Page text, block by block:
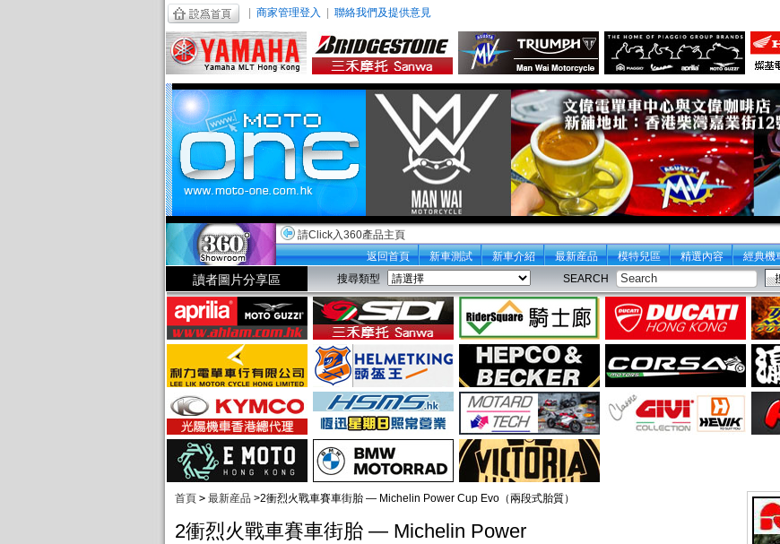
商家管理登入 聯絡我們及提供意見
請Click入360產品主頁
返回首頁
新車測試 新車介紹 最新産品 模特兒區 精選內容 經典機
讀者圖片分享區 搜尋類型 SEARCH
首頁 > 最新産品 >2衝烈火戰車賽車街胎 — Michelin Power Cup Evo（兩段式胎質）
2衝烈火戰車賽車街胎 — Michelin Power